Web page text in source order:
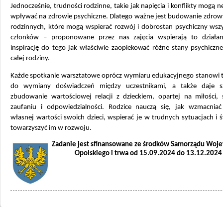
Jednocześnie, trudności rodzinne, takie jak napięcia i konflikty mogą
wpływać na zdrowie psychiczne. Dlatego ważne jest budowanie
rodzinnych, które mogą wspierać rozwój i dobrostan psychiczny
członków – proponowane przez nas zajęcia wspierają to
inspirację do tego jak właściwie zaopiekować różne stany
całej rodziny.
Każde spotkanie warsztatowe oprócz wymiaru edukacyjnego stanowi
do wymiany doświadczeń między uczestnikami, a także daje
zbudowanie wartościowej relacji z dzieckiem, opartej na miłości,
zaufaniu i odpowiedzialności. Rodzice nauczą się, jak wzmacniać
własnej wartości swoich dzieci, wspierać je w trudnych sytuacjach i
towarzyszyć im w rozwoju.
Zadanie jest sfinansowane ze środków Samorządu
Opolskiego i trwa od 15.09.2024 do 13.12.2024